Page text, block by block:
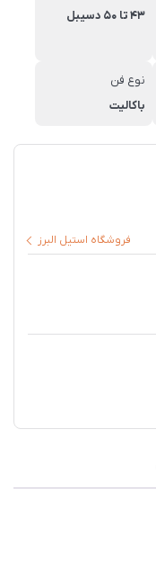
43 تا 50 دسیبل
نوع فن
باکالیت
فروشگاه استیل البرز